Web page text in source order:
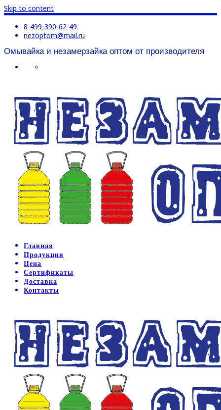
Skip to content
8-499-390-62-49
nezoptom@mail.ru
Омывайка и незамерзайка оптом от производителя
Главная
Продукция
Цена
Сертификаты
Доставка
Контакты